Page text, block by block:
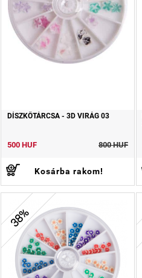
DÍSZKŐTÁRCSA - 3D VIRÁG 03
500 HUF 800 HUF
Kosárba rakom!
38%